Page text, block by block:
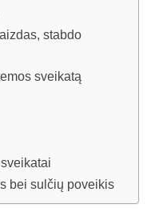
stabdo
sveikatą
bei sulčių poveikis